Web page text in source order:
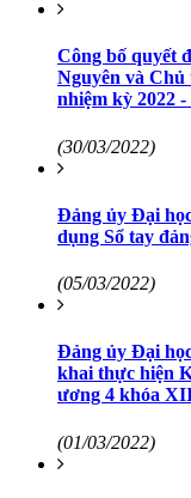
Công bố quyết
Nguyên và
nhiệm kỳ 2022 -
(30/03/2022)
Đảng ủy Đại
dụng Sổ tay
(05/03/2022)
Đảng ủy Đại
khai thực hiện
ương 4 khóa
(01/03/2022)